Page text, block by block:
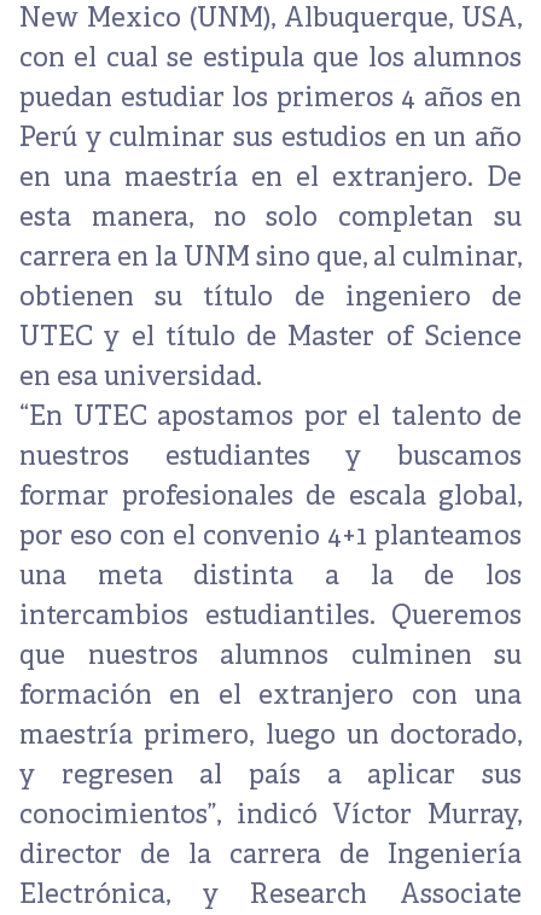
New Mexico (UNM), Albuquerque, USA,
con el cual se estipula que los alumnos
puedan estudiar los primeros 4 años en
Perú y culminar sus estudios en un año
en una maestría en el extranjero. De
esta manera, no solo completan su
carrera en la UNM sino que, al culminar,
obtienen su título de ingeniero de
UTEC y el título de Master of Science
en esa universidad.
“En UTEC apostamos por el talento de
nuestros estudiantes y buscamos
formar profesionales de escala global,
por eso con el convenio 4+1 planteamos
una meta distinta a la de los
intercambios estudiantiles. Queremos
que nuestros alumnos culminen su
formación en el extranjero con una
maestría primero, luego un doctorado,
y regresen al país a aplicar sus
conocimientos”, indicó Víctor Murray,
director de la carrera de Ingeniería
Electrónica, y Research Associate